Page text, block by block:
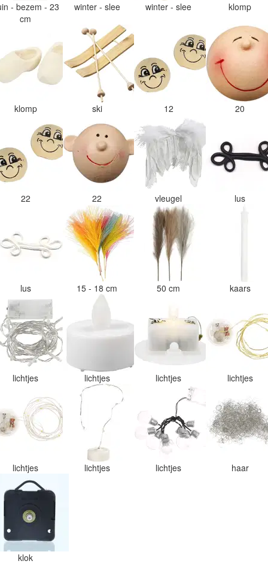
- bezem - 23
cm
winter - slee winter - slee klomp
klomp ski 12 20
22 22 vleugel lus
lus 15 - 18 cm 50 cm kaars
lichtjes lichtjes lichtjes lichtjes
lichtjes lichtjes lichtjes haar
klok